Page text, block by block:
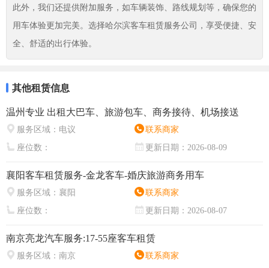
此外，我们还提供附加服务，如车辆装饰、路线规划等，确保您的
用车体验更加完美。选择哈尔滨客车租赁服务公司，享受便捷、安
全、舒适的出行体验。
其他租赁信息
温州专业 出租大巴车、旅游包车、商务接待、机场接送
服务区域： 电议
联系商家
座位数：
更新日期： 2026-08-09
襄阳客车租赁服务-金龙客车-婚庆旅游商务用车
服务区域： 襄阳
联系商家
座位数：
更新日期： 2026-08-07
南京亮龙汽车服务:17-55座客车租赁
服务区域： 南京
联系商家